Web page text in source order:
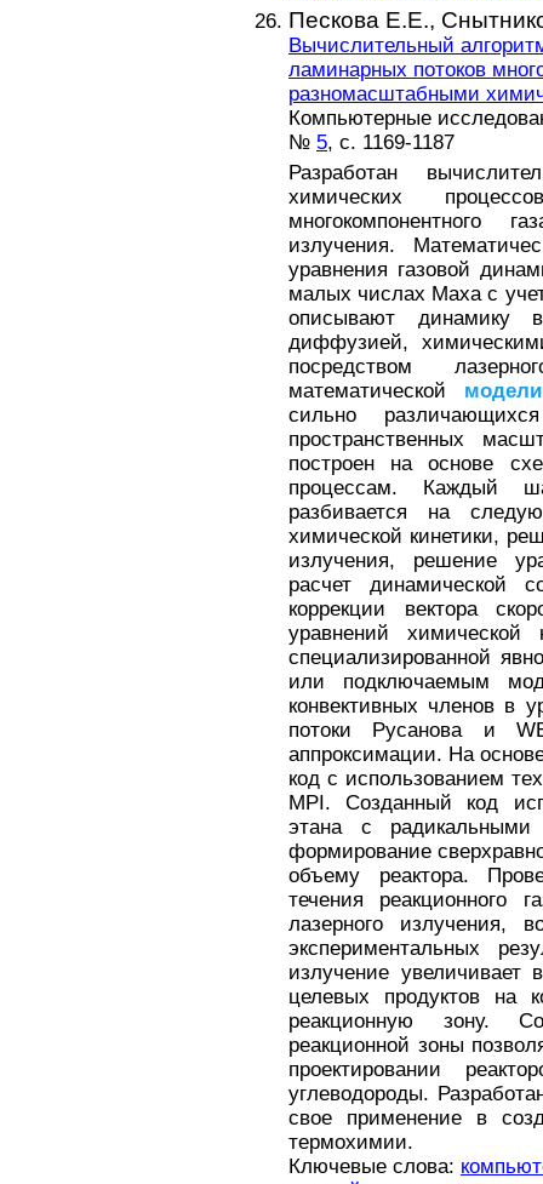
Пескова Е.Е.,
Вычислительный
ламинарных потоков
разномасштабными
Компьютерные
№ 5, с. 1169-1187
Разработан
химических
многокомпонентного
излучения.
уравнения газовой
малых числах Маха с
описывают динамику
диффузией,
посредством
математической модели
сильно
пространственных
построен на основе
процессам. Каждый
разбивается на
химической кинетики,
излучения, решение
расчет динамической
коррекции вектора
уравнений
специализированной
или подключаемым
конвективных членов в
потоки Русанова и
аппроксимации. На
код с использованием
MPI. Созданный код
этана с
формирование
объему реактора.
течения реакционного
лазерного излучения,
экспериментальных
излучение
целевых продуктов на
реакционную зону.
реакционной зоны
проектировании
углеводороды.
свое применение в
термохимии.
Ключевые слова: